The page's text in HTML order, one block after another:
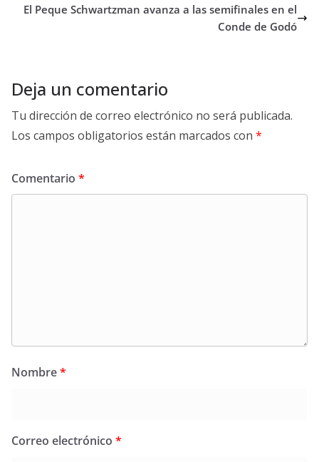
El Peque Schwartzman avanza a las semifinales en el
Conde de Godó
Deja un comentario
Tu dirección de correo electrónico no será publicada.
Los campos obligatorios están marcados con *
Comentario *
Nombre*
Correo electrónico *